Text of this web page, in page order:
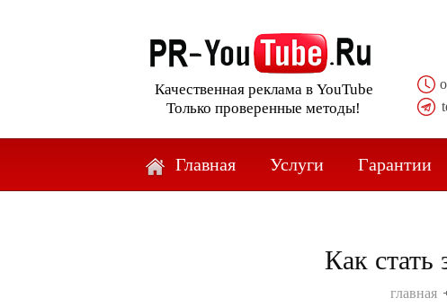
Качественная реклама в YouTube
Только проверенные методы!
Главная Услуги Гарантии
Как стать
главная